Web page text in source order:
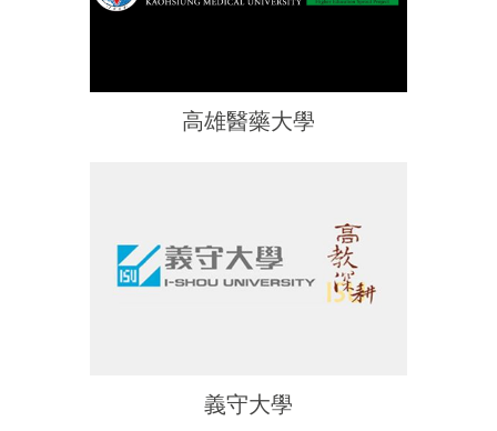
高雄醫藥大學
義守大學